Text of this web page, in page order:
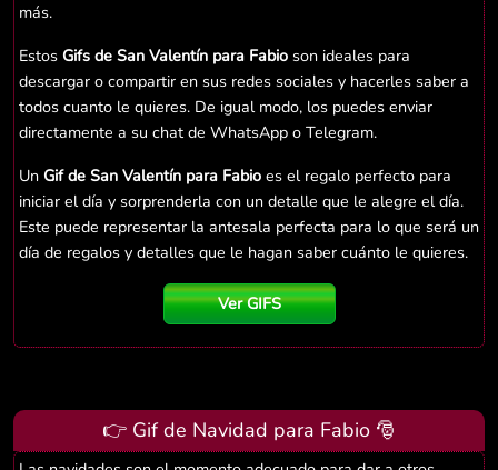
más.
Estos Gifs de San Valentín para Fabio son ideales para
descargar o compartir en sus redes sociales y hacerles saber a
todos cuanto le quieres. De igual modo, los puedes enviar
directamente a su chat de WhatsApp o Telegram.
Un Gif de San Valentín para Fabio es el regalo perfecto para
iniciar el día y sorprenderla con un detalle que le alegre el día.
Este puede representar la antesala perfecta para lo que será un
día de regalos y detalles que le hagan saber cuánto le quieres.
Ver GIFS
👉 Gif de Navidad para Fabio 🎅